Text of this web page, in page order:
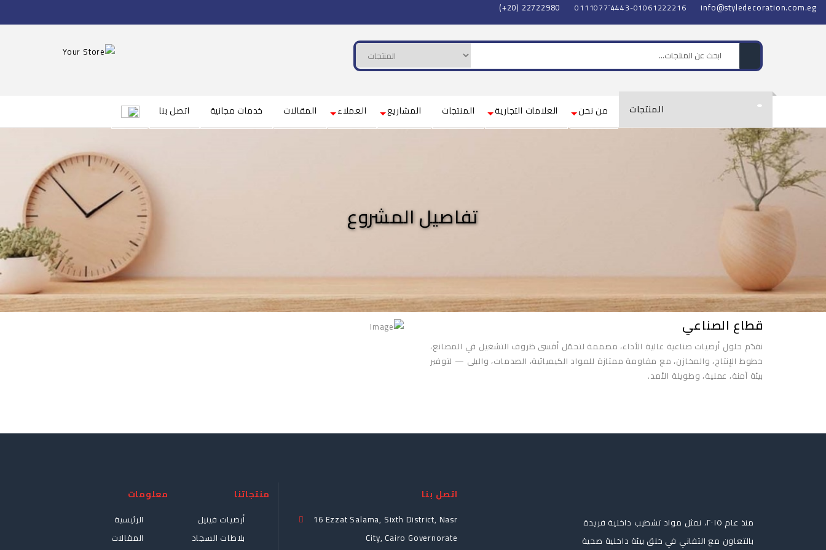
(+20) 22722980 0111077`4443-01061222216 info@styledecoration.com.eg
المنتجات من نحن العلامات التجارية المنتجات المشاريع العملاء المقالات خدمات مجانية اتصل بنا
تفاصيل المشروع
قطاع الصناعي
نقدّم حلول أرضيات صناعية عالية الأداء، مصممة لتحمّل أقسى ظروف التشغيل في المصانع،
خطوط الإنتاج، والمخازن، مع مقاومة ممتازة للمواد الكيميائية، الصدمات، والبلى — لتوفير
بيئة آمنة، عملية، وطويلة الأمد.
معلومات
الرئيسية
المقالات
منتجاتنا
أرضيات فينيل
بلاطات السجاد
اتصل بنا
16 Ezzat Salama, Sixth District, Nasr
City, Cairo Governorate
منذ عام ٢٠١٥، نمثل مواد تشطيب داخلية فريدة
بالتعاون مع التفاني في خلق بيئة داخلية صحية